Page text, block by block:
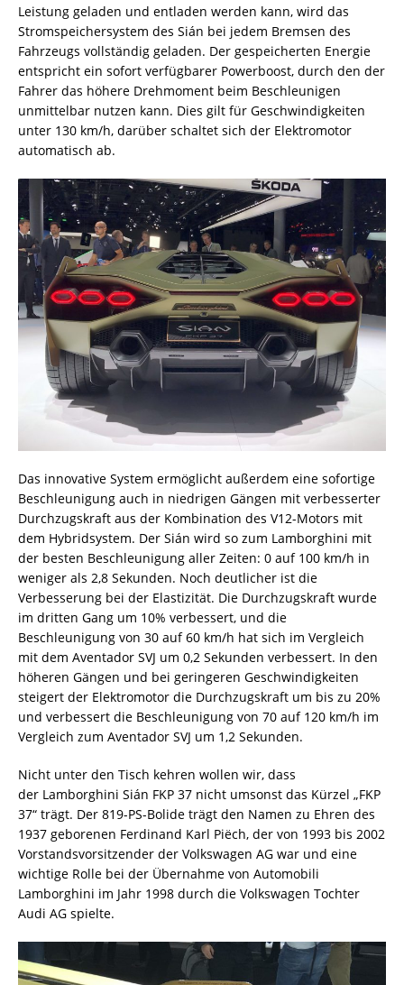
Leistung geladen und entladen werden kann, wird das
Stromspeichersystem des Sián bei jedem Bremsen des
Fahrzeugs vollständig geladen. Der gespeicherten Energie
entspricht ein sofort verfügbarer Powerboost, durch den der
Fahrer das höhere Drehmoment beim Beschleunigen
unmittelbar nutzen kann. Dies gilt für Geschwindigkeiten
unter 130 km/h, darüber schaltet sich der Elektromotor
automatisch ab.
Das innovative System ermöglicht außerdem eine sofortige
Beschleunigung auch in niedrigen Gängen mit verbesserter
Durchzugskraft aus der Kombination des V12-Motors mit
dem Hybridsystem. Der Sián wird so zum Lamborghini mit
der besten Beschleunigung aller Zeiten: 0 auf 100 km/h in
weniger als 2,8 Sekunden. Noch deutlicher ist die
Verbesserung bei der Elastizität. Die Durchzugskraft wurde
im dritten Gang um 10% verbessert, und die
Beschleunigung von 30 auf 60 km/h hat sich im Vergleich
mit dem Aventador SVJ um 0,2 Sekunden verbessert. In den
höheren Gängen und bei geringeren Geschwindigkeiten
steigert der Elektromotor die Durchzugskraft um bis zu 20%
und verbessert die Beschleunigung von 70 auf 120 km/h im
Vergleich zum Aventador SVJ um 1,2 Sekunden.
Nicht unter den Tisch kehren wollen wir, dass
der Lamborghini Sián FKP 37 nicht umsonst das Kürzel „FKP
37“ trägt. Der 819-PS-Bolide trägt den Namen zu Ehren des
1937 geborenen Ferdinand Karl Piëch, der von 1993 bis 2002
Vorstandsvorsitzender der Volkswagen AG war und eine
wichtige Rolle bei der Übernahme von Automobili
Lamborghini im Jahr 1998 durch die Volkswagen Tochter
Audi AG spielte.